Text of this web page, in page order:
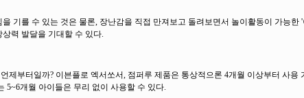
기를 수 있는 것은 물론, 장난감을 직접 만져보고 돌려보면서 놀이활동이 가능한
력 발달을 기대할 수 있다.
제부터일까? 이븐플로 엑서쏘서, 점퍼루 제품은 통상적으론 4개월 이상부터 사용
5~6개월 아이들은 무리 없이 사용할 수 있다.